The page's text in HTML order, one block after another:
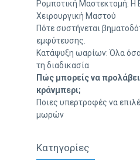
Ρομποτική Μαστεκτομή: Η
Χειρουργική Μαστού
Πότε συστήνεται
εμφύτευσης.
Κατάψυξη ωαρίων: Όλα όσα
τη διαδικασία
Πώς μπορείς να
κράνμπερι;
Ποιες υπερτροφές να
μωρών
Κατηγορίες